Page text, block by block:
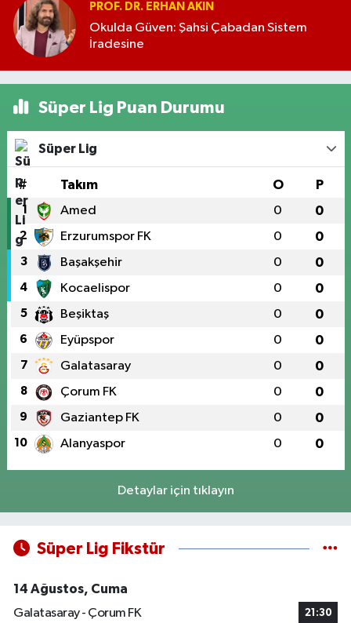
PROF. DR. ERHAN AKIN
Okulda Güven: Şahsi Çabadan Sistem
İradesine
Süper Lig Puan Durumu
Süper Lig
# Takım O P
1 Amed 0 0
2 Erzurumspor FK 0 0
3 Başakşehir 0 0
4 Kocaelispor 0 0
5 Beşiktaş 0 0
6 Eyüpspor 0 0
7 Galatasaray 0 0
8 Çorum FK 0 0
9 Gaziantep FK 0 0
10 Alanyaspor 0 0
Detaylar için tıklayın
Süper Lig Fikstür
14 Ağustos, Cuma
Galatasaray - Çorum FK
21:30